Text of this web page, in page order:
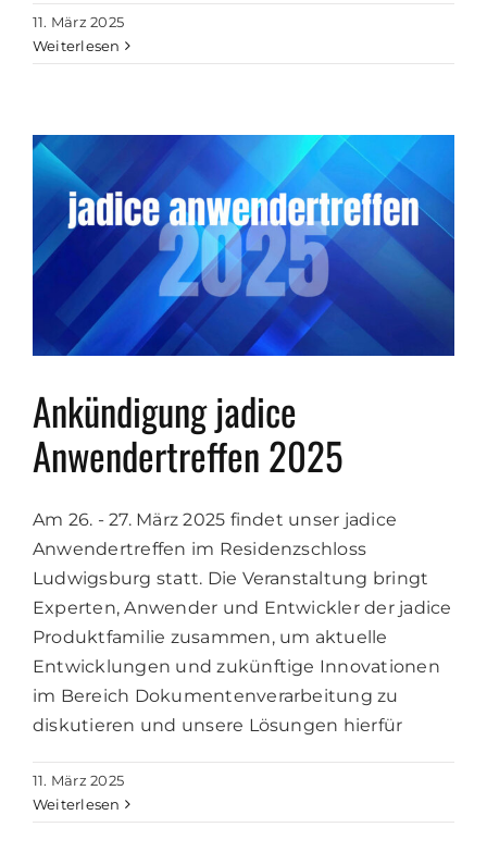
11. März 2025
Weiterlesen
Ankündigung jadice
Anwendertreffen 2025
Am 26. - 27. März 2025 findet unser jadice
Anwendertreffen im Residenzschloss
Ludwigsburg statt. Die Veranstaltung bringt
Experten, Anwender und Entwickler der jadice
Produktfamilie zusammen, um aktuelle
Entwicklungen und zukünftige Innovationen
im Bereich Dokumentenverarbeitung zu
diskutieren und unsere Lösungen hierfür
11. März 2025
Weiterlesen